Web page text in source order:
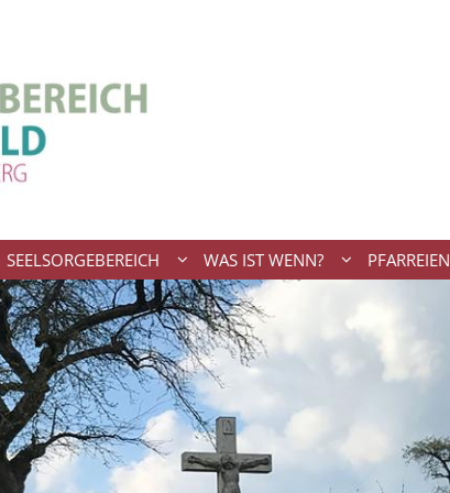
SEELSORGEBEREICH WAS IST WENN? PFARREIEN